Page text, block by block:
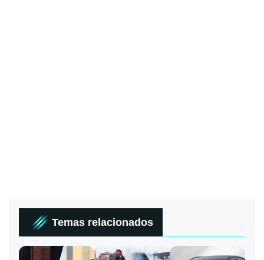
Temas relacionados